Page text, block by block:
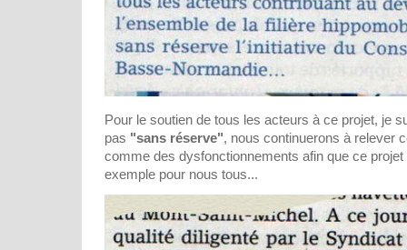
Pour le soutien de tous les acteurs à ce projet, je
pas "sans réserve", nous continuerons à relever
comme des dysfonctionnements afin que ce
exemple pour nous tous...